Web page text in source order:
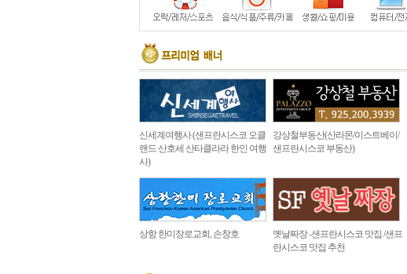
신세계여행사 (샌프란시스코 오클
랜드 산호세 산타클라라 한인 여행
사)
강상철부동산(산라몬/이스트베이/
샌프란시스코 부동산)
상항 한미장로교회, 손창호
옛날짜장 -샌프란시스코 맛집 /샌프
란시스코 맛집 추천